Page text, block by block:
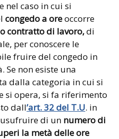
nel caso in cui si
congedo a oreoccorre
contratto di lavoro,di
per conoscere le
fruire del congedo in
Se non esiste una
dalla categoria in cui si
si opera, si fa riferimento
dall’art. 32 del T.U. in
di un numero di
la metà delle ore